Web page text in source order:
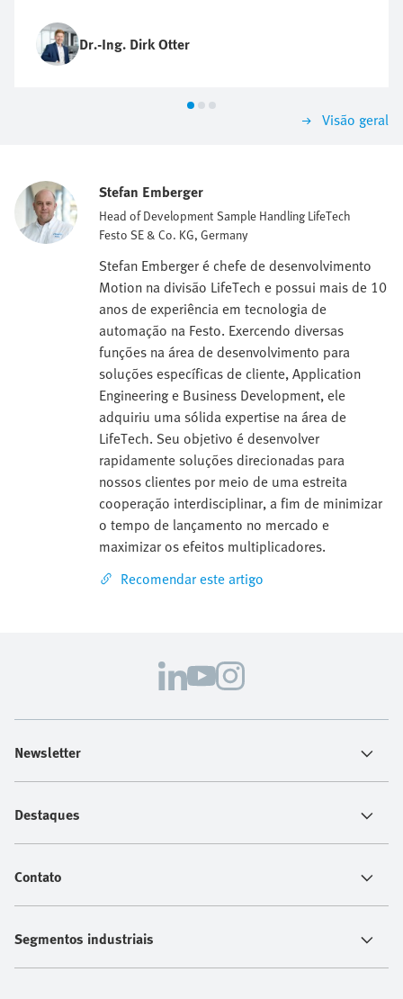
Dr.-Ing. Dirk Otter
Visão geral
Stefan Emberger
Head of Development Sample Handling LifeTech
Festo SE & Co. KG, Germany
Stefan Emberger é chefe de desenvolvimento
Motion na divisão LifeTech e possui mais de 10
anos de experiência em tecnologia de
automação na Festo. Exercendo diversas
funções na área de desenvolvimento para
soluções específicas de cliente, Application
Engineering e Business Development, ele
adquiriu uma sólida expertise na área de
LifeTech. Seu objetivo é desenvolver
rapidamente soluções direcionadas para
nossos clientes por meio de uma estreita
cooperação interdisciplinar, a fim de minimizar
o tempo de lançamento no mercado e
maximizar os efeitos multiplicadores.
Recomendar este artigo
Newsletter
Destaques
Contato
Segmentos industriais